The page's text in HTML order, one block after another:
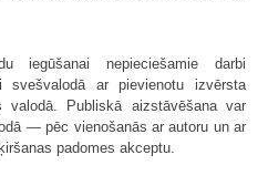
iegūšanai nepieciešamie darbi
ar pievienotu izvērsta
valodā. Publiskā aizstāvēšana var
— pēc vienošanās ar autoru un ar
padomes akceptu.